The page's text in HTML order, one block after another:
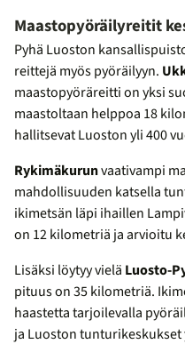
Maastopyöräilyreitit
Pyhä Luoston
reittejä myös pyöräilyyn.
maastopyöräreitti on yksi
maastoltaan helppoa 18
hallitsevat Luoston yli 400
Rykimäkurunvaativampi
mahdollisuuden katsella
ikimetsän läpi ihaillen
on 12 kilometriä ja arvioitu
Lisäksi löytyy vielä Luosto-
pituus on 35 kilometriä.
haastetta tarjoilevalla
ja Luoston